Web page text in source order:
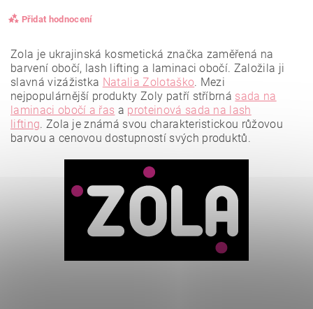
Přidat hodnocení
Vložením hodnocení souhlasíte sezásadami ochrany
Zola je ukrajinská kosmetická značka zaměřená na
barvení obočí, lash lifting a laminaci obočí. Založila ji
slavná vizážistka Natalia Zolotaško. Mezi
nejpopulárnější produkty Zoly patří stříbrná sada na
laminaci obočí a řas a proteinová sada na lash
lifting. Zola je známá svou charakteristickou růžovou
barvou a cenovou dostupností svých produktů.